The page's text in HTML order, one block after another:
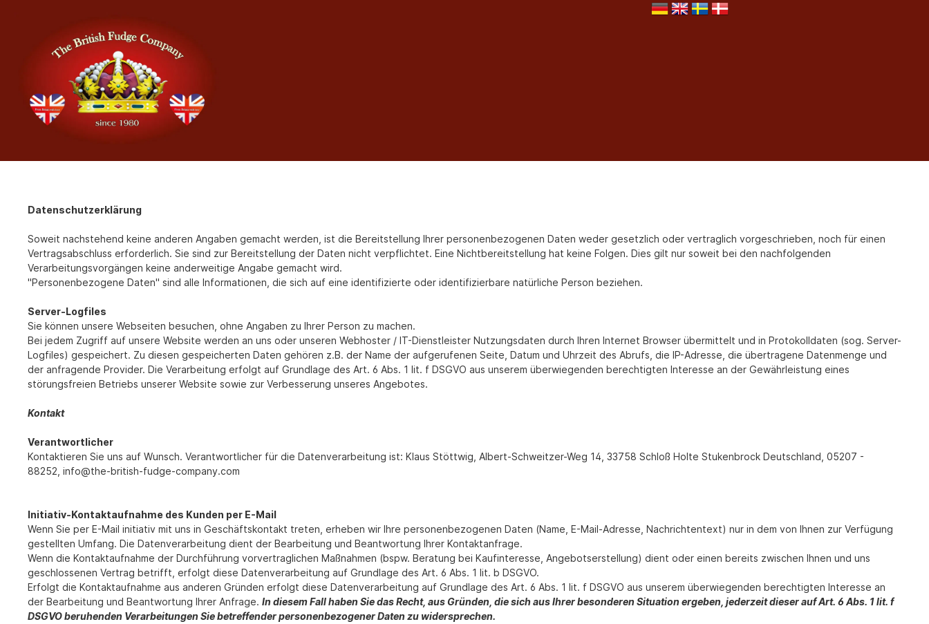
Datenschutzerklärung
Soweit nachstehend keine anderen Angaben gemacht werden, ist die Bereitstellung Ihrer personenbezogenen Daten weder gesetzlich oder vertraglich vorgeschrieben, noch für einen
Vertragsabschluss erforderlich. Sie sind zur Bereitstellung der Daten nicht verpflichtet. Eine Nichtbereitstellung hat keine Folgen. Dies gilt nur soweit bei den nachfolgenden
Verarbeitungsvorgängen keine anderweitige Angabe gemacht wird.
"Personenbezogene Daten" sind alle Informationen, die sich auf eine identifizierte oder identifizierbare natürliche Person beziehen.
Server-Logfiles
Sie können unsere Webseiten besuchen, ohne Angaben zu Ihrer Person zu machen.
Bei jedem Zugriff auf unsere Website werden an uns oder unseren Webhoster / IT-Dienstleister Nutzungsdaten durch Ihren Internet Browser übermittelt und in Protokolldaten (sog. Server-
Logfiles) gespeichert. Zu diesen gespeicherten Daten gehören z.B. der Name der aufgerufenen Seite, Datum und Uhrzeit des Abrufs, die IP-Adresse, die übertragene Datenmenge und
der anfragende Provider. Die Verarbeitung erfolgt auf Grundlage des Art. 6 Abs. 1 lit. f DSGVO aus unserem überwiegenden berechtigten Interesse an der Gewährleistung eines
störungsfreien Betriebs unserer Website sowie zur Verbesserung unseres Angebotes.
Kontakt
Verantwortlicher
Kontaktieren Sie uns auf Wunsch. Verantwortlicher für die Datenverarbeitung ist: Klaus Stöttwig, Albert-Schweitzer-Weg 14, 33758 Schloß Holte Stukenbrock Deutschland, 05207 -
88252, info@the-british-fudge-company.com
Initiativ-Kontaktaufnahme des Kunden per E-Mail
Wenn Sie per E-Mail initiativ mit uns in Geschäftskontakt treten, erheben wir Ihre personenbezogenen Daten (Name, E-Mail-Adresse, Nachrichtentext) nur in dem von Ihnen zur Verfügung
gestellten Umfang. Die Datenverarbeitung dient der Bearbeitung und Beantwortung Ihrer Kontaktanfrage.
Wenn die Kontaktaufnahme der Durchführung vorvertraglichen Maßnahmen (bspw. Beratung bei Kaufinteresse, Angebotserstellung) dient oder einen bereits zwischen Ihnen und uns
geschlossenen Vertrag betrifft, erfolgt diese Datenverarbeitung auf Grundlage des Art. 6 Abs. 1 lit. b DSGVO.
Erfolgt die Kontaktaufnahme aus anderen Gründen erfolgt diese Datenverarbeitung auf Grundlage des Art. 6 Abs. 1 lit. f DSGVO aus unserem überwiegenden berechtigten Interesse an
der Bearbeitung und Beantwortung Ihrer Anfrage. In diesem Fall haben Sie das Recht, aus Gründen, die sich aus Ihrer besonderen Situation ergeben, jederzeit dieser auf Art. 6 Abs. 1 lit. f
DSGVO beruhenden Verarbeitungen Sie betreffender personenbezogener Daten zu widersprechen.